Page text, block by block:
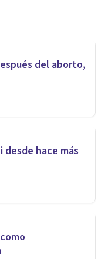
del aborto,
desde hace más